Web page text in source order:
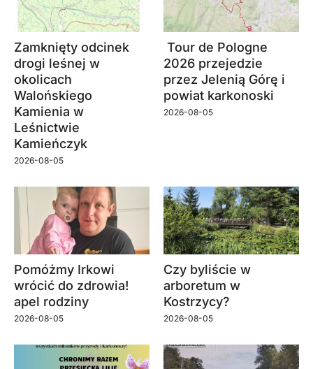
Zamknięty odcinek
drogi leśnej w
okolicach
Walońskiego
Kamienia w
Leśnictwie
Kamieńczyk
2026-08-05
Tour de Pologne
2026 przejedzie
przez Jelenią Górę i
powiat karkonoski
2026-08-05
Pomóżmy Irkowi
wrócić do zdrowia!
apel rodziny
2026-08-05
Czy byliście w
arboretum w
Kostrzycy?
2026-08-05